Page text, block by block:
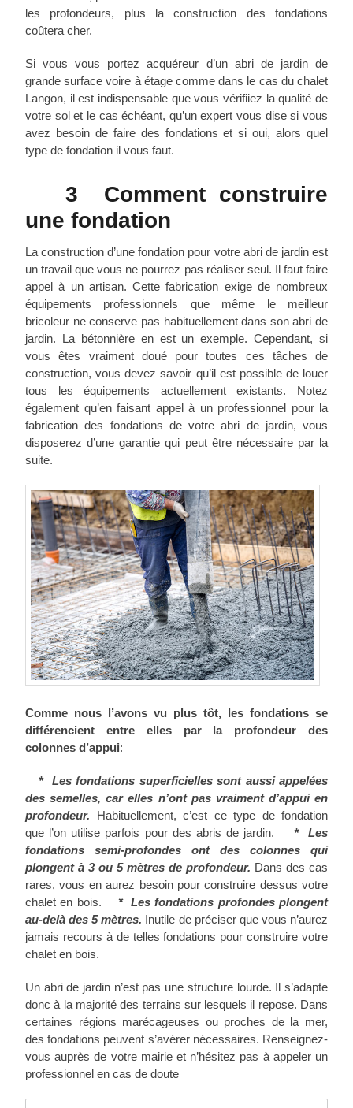
les profondeurs, plus la construction des fondations
coûtera cher.
Si vous vous portez acquéreur d’un abri de jardin de
grande surface voire à étage comme dans le cas du chalet
Langon, il est indispensable que vous vérifiiez la qualité de
votre sol et le cas échéant, qu’un expert vous dise si vous
avez besoin de faire des fondations et si oui, alors quel
type de fondation il vous faut.
3 Comment construire
une fondation
La construction d’une fondation pour votre abri de jardin est
un travail que vous ne pourrez pas réaliser seul. Il faut faire
appel à un artisan. Cette fabrication exige de nombreux
équipements professionnels que même le meilleur
bricoleur ne conserve pas habituellement dans son abri de
jardin. La bétonnière en est un exemple. Cependant, si
vous êtes vraiment doué pour toutes ces tâches de
construction, vous devez savoir qu’il est possible de louer
tous les équipements actuellement existants. Notez
également qu’en faisant appel à un professionnel pour la
fabrication des fondations de votre abri de jardin, vous
disposerez d’une garantie qui peut être nécessaire par la
suite.
Comme nous l’avons vu plus tôt, les fondations se
différencient entre elles par la profondeur des
colonnes d’appui:
* Les fondations superficielles sont aussi appelées
des semelles, car elles n’ont pas vraiment d’appui en
profondeur.
Habituellement, c’est ce type de fondation
que l’on utilise parfois pour des abris de jardin.
* Les
fondations semi-profondes ont des colonnes qui
plongent à 3 ou 5 mètres de profondeur. Dans des cas
rares, vous en aurez besoin pour construire dessus votre
chalet en bois.
* Les fondations profondes plongent
au-delà des 5 mètres. Inutile de préciser que vous n’aurez
jamais recours à de telles fondations pour construire votre
chalet en bois.
Un abri de jardin n’est pas une structure lourde. Il s’adapte
donc à la majorité des terrains sur lesquels il repose. Dans
certaines régions marécageuses ou proches de la mer,
des fondations peuvent s’avérer nécessaires. Renseignez-
vous auprès de votre mairie et n’hésitez pas à appeler un
professionnel en cas de doute